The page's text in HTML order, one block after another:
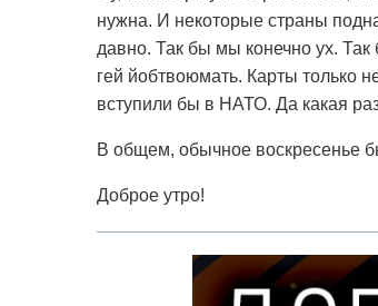
нужна. И некоторые страны
давно. Так бы мы конечно ух.
гей йобтвоюмать. Карты только
вступили бы в НАТО. Да какая
В общем, обычное воскресенье
Доброе утро!